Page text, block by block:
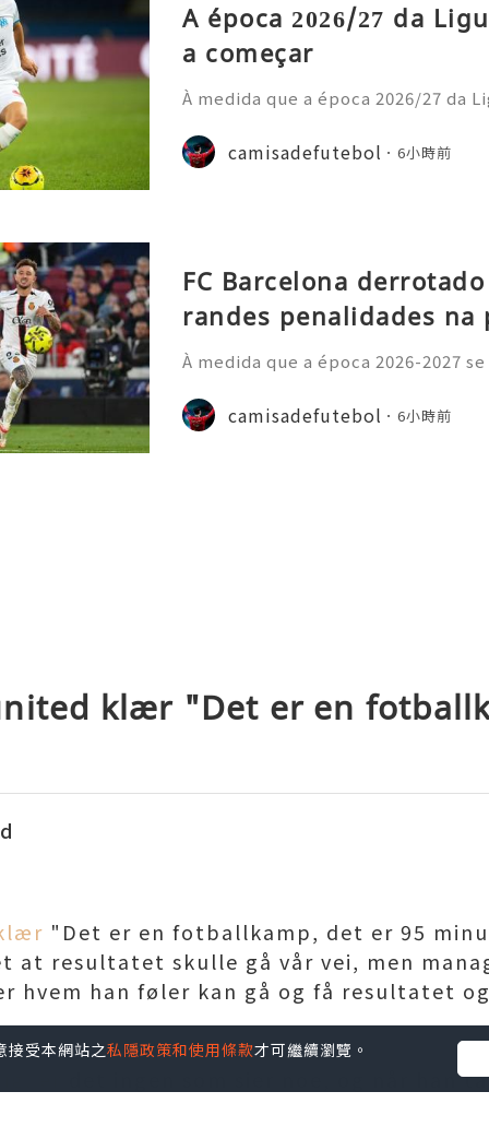
A época 2026/27 da
a começar
À medida que a época 2026/27 da
o prazo para o título. Os adeptos
amisolas de futebol
camisadefutebol 6小時前
FC Barcelona
randes penalidades na
À medida que a época 2026-2027
sivo, com vários jogos amigáveis
esse por parte dos a
camisadefutebol 6小時前
klær "Det er en
"Det er en fotballkamp, det er 95
at resultatet skulle gå vår vei, men
hvem han føler kan gå og få resultatet
er det ingen som sier noe, og når han
受本網站之私隱政策和使用條款才可繼續瀏覽。